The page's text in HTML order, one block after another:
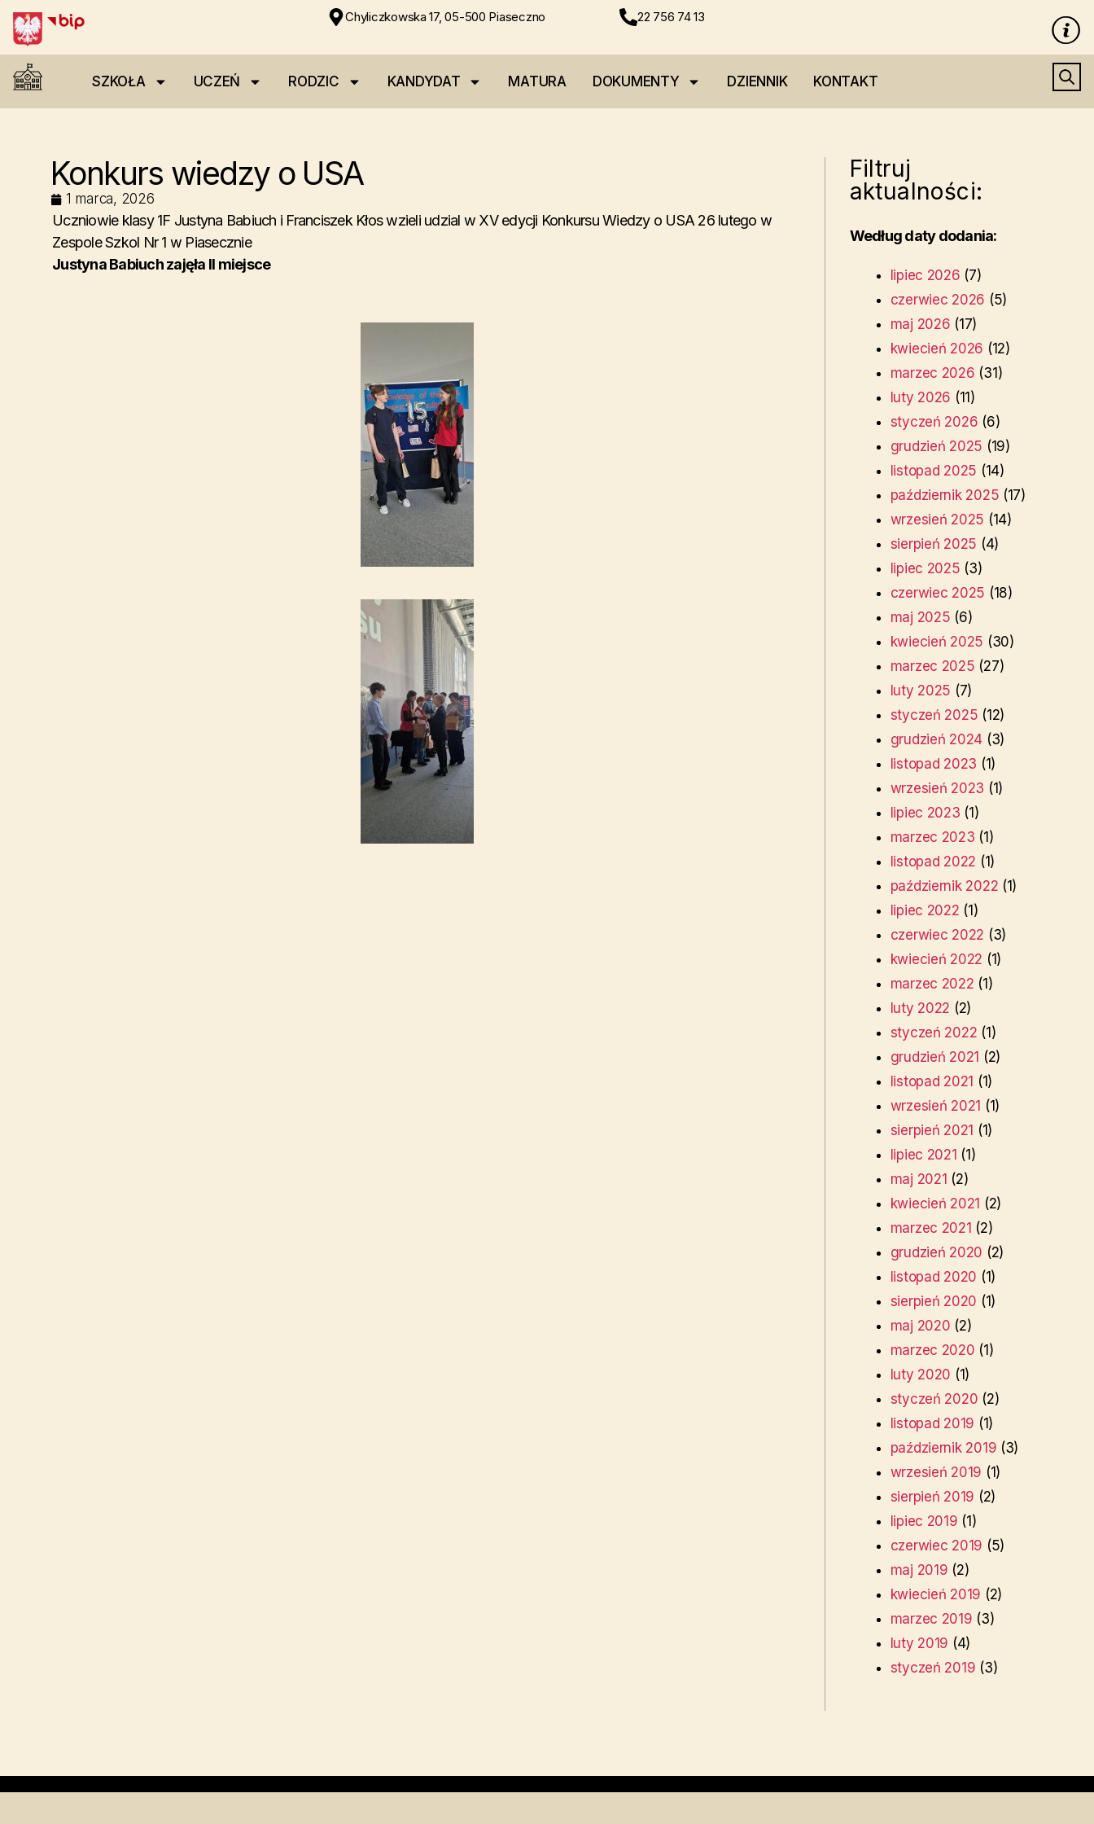
Chyliczkowska 17, 05-500 Piaseczno 22 756 74 13
SZKOŁA UCZEŃ RODZIC KANDYDAT MATURA DOKUMENTY DZIENNIK KONTAKT
Konkurs wiedzy o USA
1 marca, 2026
Uczniowie klasy 1F Justyna Babiuch i Franciszek Kłos wzieli udzial w XV edycji Konkursu Wiedzy o USA 26 lutego w
Zespole Szkol Nr 1 w Piasecznie
Justyna Babiuch zajęła II miejsce
Filtruj
aktualności:
Według daty dodania:
lipiec 2026 (7)
czerwiec 2026 (5)
maj 2026 (17)
kwiecień 2026 (12)
marzec 2026 (31)
luty 2026 (11)
styczeń 2026 (6)
grudzień 2025 (19)
listopad 2025 (14)
październik 2025 (17)
wrzesień 2025 (14)
sierpień 2025 (4)
lipiec 2025 (3)
czerwiec 2025 (18)
maj 2025 (6)
kwiecień 2025 (30)
marzec 2025 (27)
luty 2025 (7)
styczeń 2025 (12)
grudzień 2024 (3)
listopad 2023 (1)
wrzesień 2023 (1)
lipiec 2023 (1)
marzec 2023 (1)
listopad 2022 (1)
październik 2022 (1)
lipiec 2022 (1)
czerwiec 2022 (3)
kwiecień 2022 (1)
marzec 2022 (1)
luty 2022 (2)
styczeń 2022 (1)
grudzień 2021 (2)
listopad 2021 (1)
wrzesień 2021 (1)
sierpień 2021 (1)
lipiec 2021 (1)
maj 2021 (2)
kwiecień 2021 (2)
marzec 2021 (2)
grudzień 2020 (2)
listopad 2020 (1)
sierpień 2020 (1)
maj 2020 (2)
marzec 2020 (1)
luty 2020 (1)
styczeń 2020 (2)
listopad 2019 (1)
październik 2019 (3)
wrzesień 2019 (1)
sierpień 2019 (2)
lipiec 2019 (1)
czerwiec 2019 (5)
maj 2019 (2)
kwiecień 2019 (2)
marzec 2019 (3)
luty 2019 (4)
styczeń 2019 (3)